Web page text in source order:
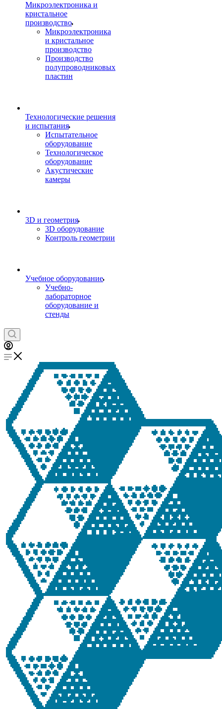
Микроэлектроника и
кристальное
производство
Микроэлектроника
и кристальное
производство
Производство
полупроводниковых
пластин
Технологические решения
и испытания
Испытательное
оборудование
Технологическое
оборудование
Акустические
камеры
3D и геометрия
3D оборудование
Контроль геометрии
Учебное оборудование
Учебно-
лабораторное
оборудование и
стенды